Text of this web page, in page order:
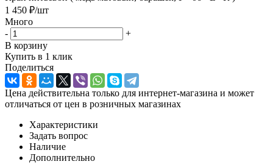
1 450 ₽/шт
Много
-
+
В корзину
Купить в 1 клик
Поделиться
Цена действительна только для интернет-магазина и может
отличаться от цен в розничных магазинах
Характеристики
Задать вопрос
Наличие
Дополнительно